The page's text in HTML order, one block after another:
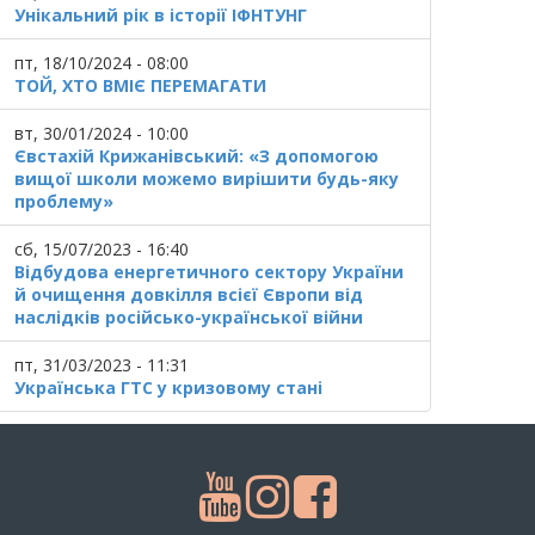
Унікальний рік в історії ІФНТУНГ
пт, 18/10/2024 - 08:00
ТОЙ, ХТО ВМІЄ ПЕРЕМАГАТИ
вт, 30/01/2024 - 10:00
Євстахій Крижанівський: «З допомогою
вищої школи можемо вирішити будь-яку
проблему»
сб, 15/07/2023 - 16:40
Відбудова енергетичного сектору України
й очищення довкілля всієї Європи від
наслідків російсько-української війни
пт, 31/03/2023 - 11:31
Українська ГТС у кризовому стані